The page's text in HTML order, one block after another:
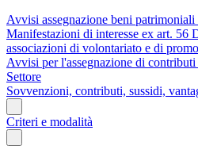
Avvisi assegnazione beni patrimoniali
Manifestazioni di interesse ex art. 56
associazioni di volontariato e di
Avvisi per l'assegnazione di
Settore
Sovvenzioni, contributi, sussidi,
Criteri e modalità